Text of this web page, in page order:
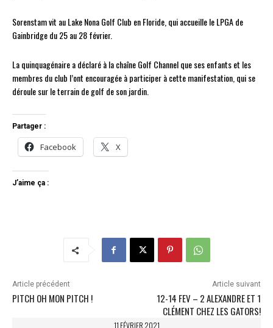
Sorenstam vit au Lake Nona Golf Club en Floride, qui accueille le LPGA de
Gainbridge du 25 au 28 février.
La quinquagénaire a déclaré à la chaîne Golf Channel que ses enfants et les
membres du club l’ont encouragée à participer à cette manifestation, qui se
déroule sur le terrain de golf de son jardin.
Partager :
Facebook X
J’aime ça :
Article précédent
PITCH OH MON PITCH !
Article suivant
12-14 FEV – 2 ALEXANDRE ET 1
CLÉMENT CHEZ LES GATORS!
11 FÉVRIER 2021